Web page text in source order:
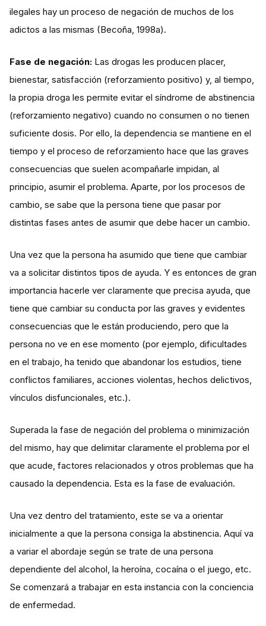
ilegales hay un proceso de negación de muchos de los
adictos a las mismas (Becoña, 1998a).
Fase de negación: Las drogas les producen placer,
bienestar, satisfacción (reforzamiento positivo) y, al tiempo,
la propia droga les permite evitar el síndrome de abstinencia
(reforzamiento negativo) cuando no consumen o no tienen
suficiente dosis. Por ello, la dependencia se mantiene en el
tiempo y el proceso de reforzamiento hace que las graves
consecuencias que suelen acompañarle impidan, al
principio, asumir el problema. Aparte, por los procesos de
cambio, se sabe que la persona tiene que pasar por
distintas fases antes de asumir que debe hacer un cambio.
Una vez que la persona ha asumido que tiene que cambiar
va a solicitar distintos tipos de ayuda. Y es entonces de gran
importancia hacerle ver claramente que precisa ayuda, que
tiene que cambiar su conducta por las graves y evidentes
consecuencias que le están produciendo, pero que la
persona no ve en ese momento (por ejemplo, dificultades
en el trabajo, ha tenido que abandonar los estudios, tiene
conflictos familiares, acciones violentas, hechos delictivos,
vínculos disfuncionales, etc.).
Superada la fase de negación del problema o minimización
del mismo, hay que delimitar claramente el problema por el
que acude, factores relacionados y otros problemas que ha
causado la dependencia. Esta es la fase de evaluación.
Una vez dentro del tratamiento, este se va a orientar
inicialmente a que la persona consiga la abstinencia. Aquí va
a variar el abordaje según se trate de una persona
dependiente del alcohol, la heroína, cocaína o el juego, etc.
Se comenzará a trabajar en esta instancia con la conciencia
de enfermedad.